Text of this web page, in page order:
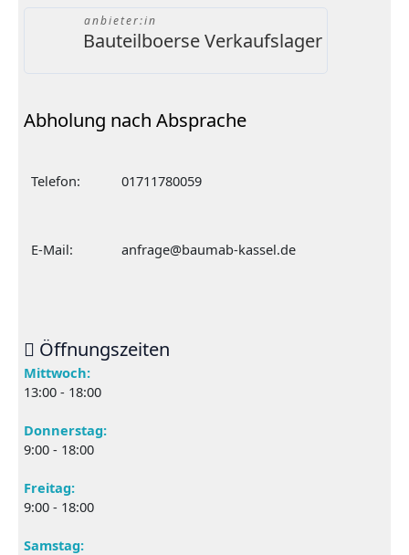
anbieter:in
Bauteilboerse Verkaufslager
Abholung nach Absprache
Telefon: 01711780059
E-Mail: anfrage@baumab-kassel.de
Öffnungszeiten
Mittwoch:
13:00 - 18:00
Donnerstag:
9:00 - 18:00
Freitag:
9:00 - 18:00
Samstag: